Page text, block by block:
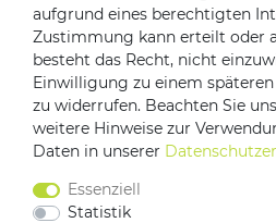
Impressum
Barrierefreiheitserklärung
aufgrund eines berechtigten
Zustimmung kann erteilt oder
besteht das Recht, nicht
Einwilligung zu einem
zu widerrufen. Beachten Sie
weitere Hinweise zur
Daten in unserer
Essenziell
Statistik